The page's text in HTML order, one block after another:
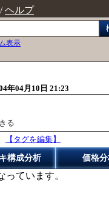
/ヘルプ
表示
年04月10日 21:23
る
【タグを編集】
構成分析 価格
ています。